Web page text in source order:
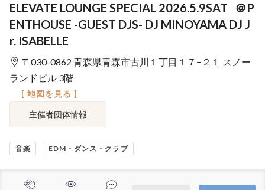
ELEVATE LOUNGE SPECIAL 2026.5.9SAT ＠P
ENTHOUSE -GUEST DJS- DJ MINOYAMA DJ J
r. ISABELLE
〒030-0862 青森県青森市古川１丁目１７−２１ スノー
ランドビル 3階
[ 地図を見る ]
主催者団体情報
音楽 EDM・ダンス・クラブ